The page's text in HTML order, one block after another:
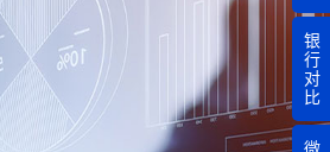
银
行
对
比